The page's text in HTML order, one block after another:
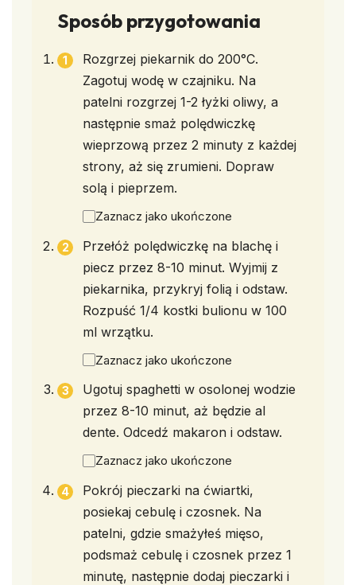
Sposób przygotowania
Rozgrzej piekarnik do 200°C.
Zagotuj wodę w czajniku. Na
patelni rozgrzej 1-2 łyżki oliwy, a
następnie smaż polędwiczkę
wieprzową przez 2 minuty z każdej
strony, aż się zrumieni. Dopraw
solą i pieprzem.
Zaznacz jako ukończone
Przełóż polędwiczkę na blachę i
piecz przez 8-10 minut. Wyjmij z
piekarnika, przykryj folią i odstaw.
Rozpuść 1/4 kostki bulionu w 100
ml wrzątku.
Zaznacz jako ukończone
Ugotuj spaghetti w osolonej wodzie
przez 8-10 minut, aż będzie al
dente. Odcedź makaron i odstaw.
Zaznacz jako ukończone
Pokrój pieczarki na ćwiartki,
posiekaj cebulę i czosnek. Na
patelni, gdzie smażyłeś mięso,
podsmaż cebulę i czosnek przez 1
minutę, następnie dodaj pieczarki i